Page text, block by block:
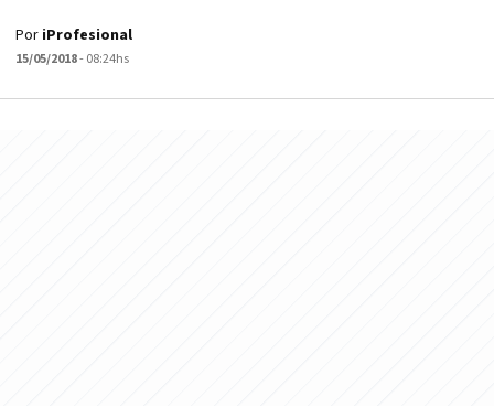
Por iProfesional
15/05/2018- 08:24hs